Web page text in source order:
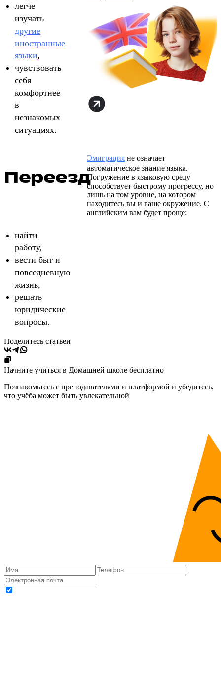
легче
изучать
другие
иностранные
языки,
чувствовать
себя
комфортнее
в
незнакомых
ситуациях.
Переезд
Эмиграция не означает
автоматическое знание языка.
Погружение в языковую среду
способствует быстрому прогрессу, но
лишь на том уровне, на котором
находитесь вы и ваше окружение. С
английским вам будет проще:
найти
работу,
вести быт и
повседневную
жизнь,
решать
юридические
вопросы.
Поделитесь статьёй
Начните учиться в Домашней школе бесплатно
Познакомьтесь с преподавателями и платформой и убедитесь,
что учёба может быть увлекательной